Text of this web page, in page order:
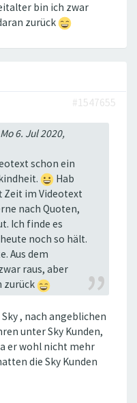
bin ich zwar
zurück
#1547655
Mo 6. Jul 2020,
schon ein
Hab
Zeit im Videotext
nach Quoten,
Ich finde es
noch so hält.
Aus dem
raus, aber
zurück
, nach angeblichen
unter Sky Kunden,
er wohl nicht mehr
die Sky Kunden